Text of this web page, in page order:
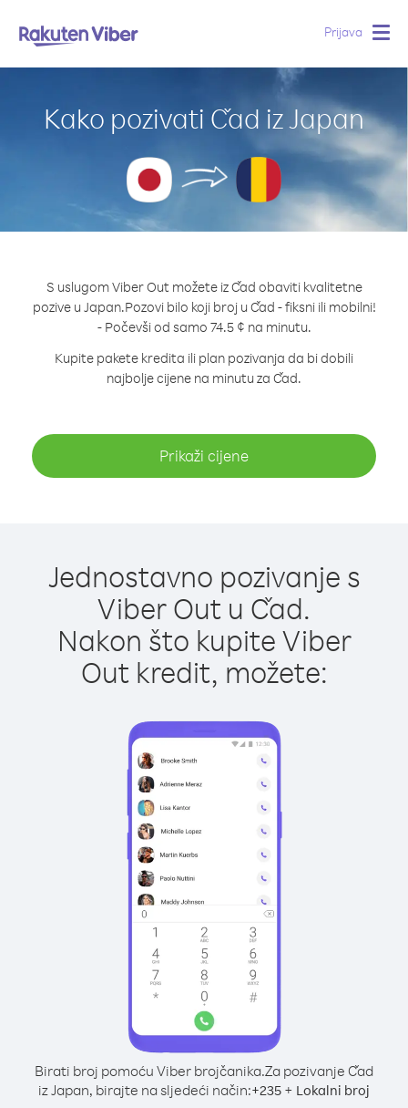
Prijava
Kako pozivati Čad iz Japan
S uslugom Viber Out možete iz Čad obaviti kvalitetne
pozive u Japan.Pozovi bilo koji broj u Čad - fiksni ili mobilni!
- Počevši od samo 74.5 ¢ na minutu.
Kupite pakete kredita ili plan pozivanja da bi dobili
najbolje cijene na minutu za Čad.
Prikaži cijene
Jednostavno pozivanje s
Viber Out u Čad.
Nakon što kupite Viber
Out kredit, možete:
Birati broj pomoću Viber brojčanika.Za pozivanje Čad
iz Japan, birajte na sljedeći način:+235 + Lokalni broj